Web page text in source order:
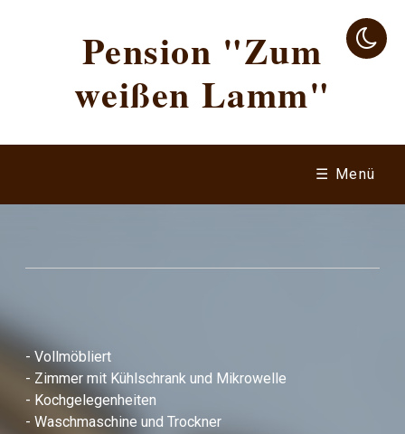
Pension "Zum
weißen Lamm"
☰ Menü
- Vollmöbliert
- Zimmer mit Kühlschrank und Mikrowelle
- Kochgelegenheiten
- Waschmaschine und Trockner